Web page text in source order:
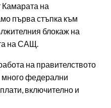
на
първа стъпка към
блокаж на
на САЩ.
на правителството
много федерални
включително и